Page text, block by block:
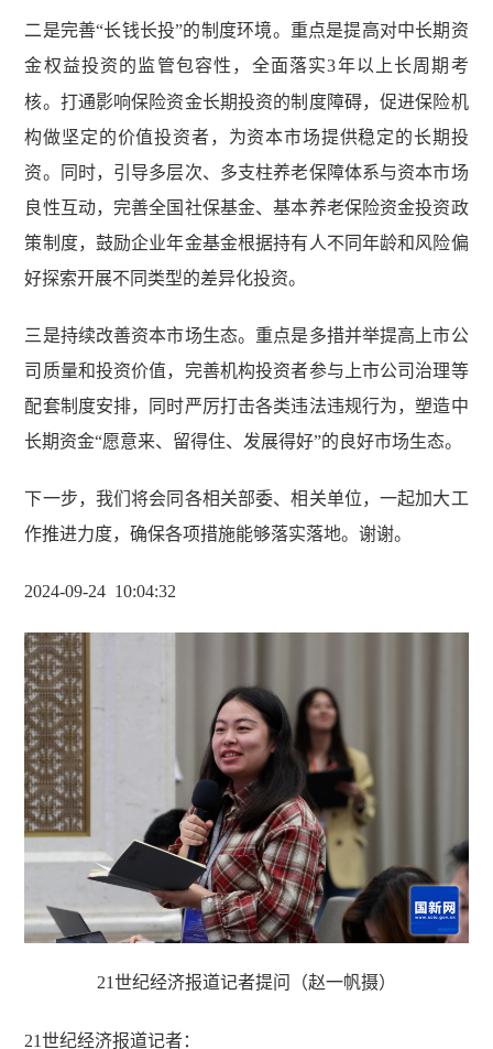
二是完善“长钱长投”的制度环境。重点是提高对中长期资
金权益投资的监管包容性，全面落实3年以上长周期考
核。打通影响保险资金长期投资的制度障碍，促进保险机
构做坚定的价值投资者，为资本市场提供稳定的长期投
资。同时，引导多层次、多支柱养老保障体系与资本市场
良性互动，完善全国社保基金、基本养老保险资金投资政
策制度，鼓励企业年金基金根据持有人不同年龄和风险偏
好探索开展不同类型的差异化投资。
三是持续改善资本市场生态。重点是多措并举提高上市公
司质量和投资价值，完善机构投资者参与上市公司治理等
配套制度安排，同时严厉打击各类违法违规行为，塑造中
长期资金“愿意来、留得住、发展得好”的良好市场生态。
下一步，我们将会同各相关部委、相关单位，一起加大工
作推进力度，确保各项措施能够落实落地。谢谢。
2024-09-24 10:04:32
21世纪经济报道记者提问（赵一帆摄）
21世纪经济报道记者：